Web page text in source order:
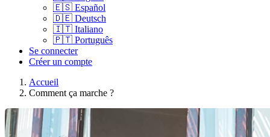
🇪🇸 Español
🇩🇪 Deutsch
🇮🇹 Italiano
🇵🇹 Português
Se connecter
Créer un compte
Accueil
Comment ça marche ?